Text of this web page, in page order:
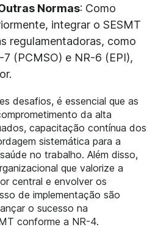
Normas: Como
integrar o SESMT
regulamentadoras, como
(PCMSO) e NR-6 (EPI),
desafios, é essencial que as
da alta
capacitação contínua dos
sistemática para a
no trabalho. Além disso,
que valorize a
central e envolver os
de implementação são
o sucesso na
conforme a NR-4.